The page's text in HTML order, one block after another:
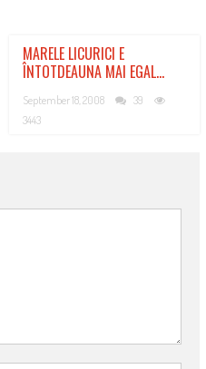
MARELE LICURICI E
ÎNTOTDEAUNA MAI EGAL…
September 18, 2008
39
3443